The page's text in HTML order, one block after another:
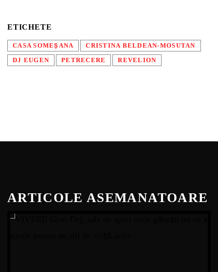
ETICHETE
CASA SOMEȘANA CRISTINA BELDEAN-MOSUTAN
DJ EUGEN PETRECERE REVELION
ARTICOLE ASEMANATOARE